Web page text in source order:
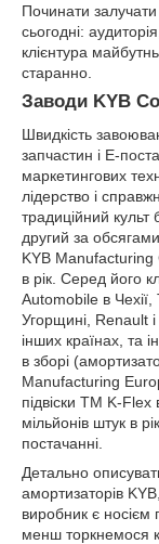
Починати залучати
сьогодні:
клієнтура
старанно.
Заводи KYB
Швидкість
запчастин і Е-
маркетингових
лідерство і
традиційний
другий за
KYB Manufacturing
в рік. Серед його
Automobile в Чехії,
Угорщині, Renault і
інших країнах, та
в зборі
Manufacturing
підвіски ТМ K-
мільйонів штук в
постачанні.
Детально
амортизаторів
виробник є
менш торкнемося